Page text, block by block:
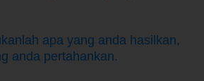
apa yang anda hasilkan,
anda pertahankan.